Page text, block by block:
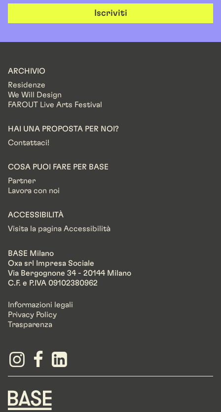
Iscriviti
ARCHIVIO
Residenze
We Will Design
FAROUT Live Arts Festival
HAI UNA PROPOSTA PER NOI?
Contattaci!
COSA PUOI FARE PER BASE
Partner
Lavora con noi
ACCESSIBILITÀ
Visita la pagina Accessibilità
BASE Milano
Oxa srl Impresa Sociale
Via Bergognone 34 - 20144 Milano
C.F. e P.IVA 09102380962
Informazioni legali
Privacy Policy
Trasparenza